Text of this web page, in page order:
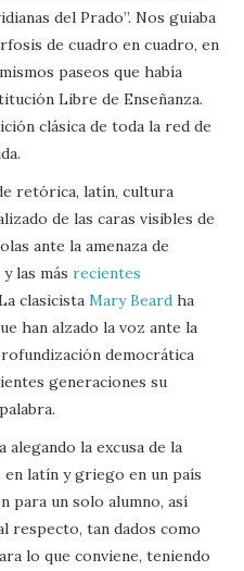
del Prado”. Nos guiaba
de cuadro en cuadro, en
paseos que había
Libre de Enseñanza.
clásica de toda la red de
retórica, latín, cultura
de las caras visibles de
ante la amenaza de
las másrecientes
clasicista Mary Beard ha
han alzado la voz ante la
democrática
generaciones su
alegando la excusa de la
latín y griego en un país
para un solo alumno, así
respecto, tan dados como
lo que conviene, teniendo